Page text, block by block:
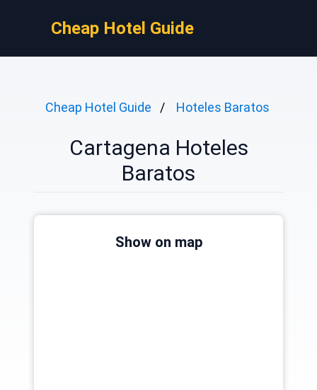
Cheap Hotel Guide
Cheap Hotel Guide Hoteles Baratos
Cartagena Hoteles
Baratos
Show on map